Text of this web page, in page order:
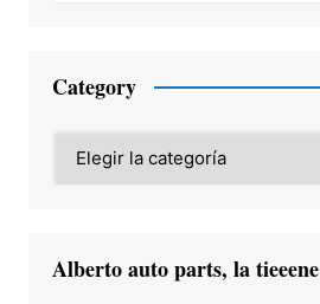
Category
Alberto auto parts, la tieeene